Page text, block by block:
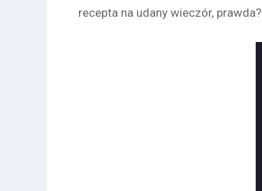
recepta na udany wieczór, prawda?